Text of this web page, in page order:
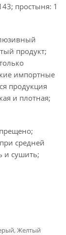
простыня: 1
продукт;
импортные
продукция
и плотная;
средней
и сушить;
Желтый